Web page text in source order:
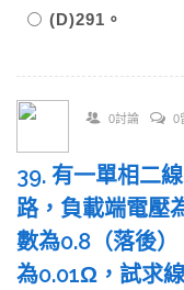
(D)291。
0討論 0
39. 有一單相二
路，負載端電壓
數為0.8（落後
為0.01Ω，試求